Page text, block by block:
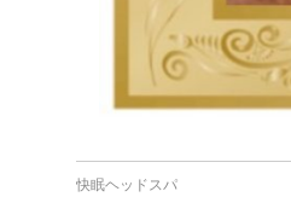
快眠ヘッドスパ